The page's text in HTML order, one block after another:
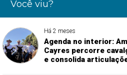
Você viu?
Há 2 meses
Agenda no interior:
Cayres percorre
e consolida